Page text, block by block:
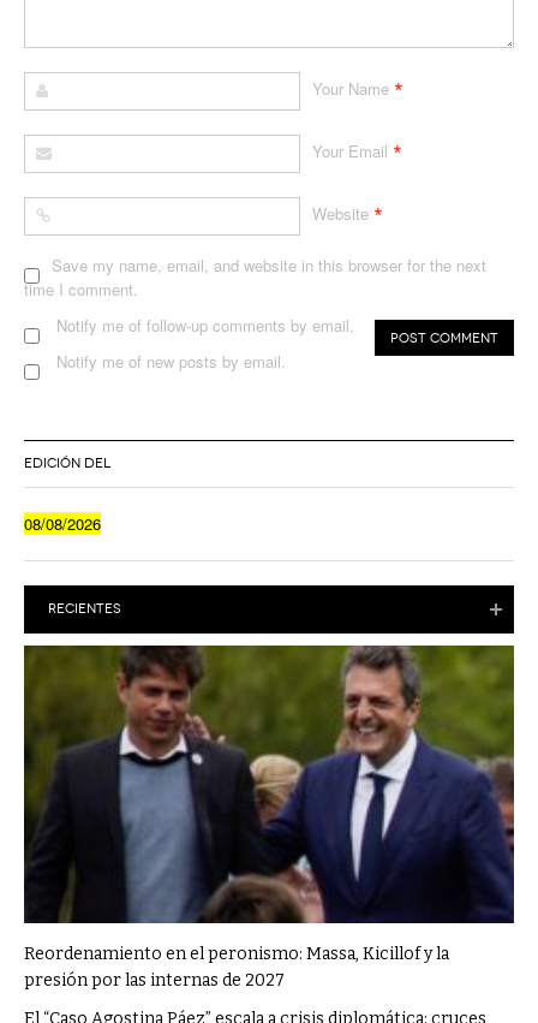
Your Name *
Your Email *
Website *
Save my name, email, and website in this browser for the next
time I comment.
Notify me of follow-up comments by email.
Notify me of new posts by email.
EDICIÓN DEL
08/08/2026
RECIENTES
Reordenamiento en el peronismo: Massa, Kicillof y la
presión por las internas de 2027
El “Caso Agostina Páez” escala a crisis diplomática: cruces